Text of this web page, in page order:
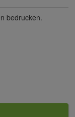
bedrucken.